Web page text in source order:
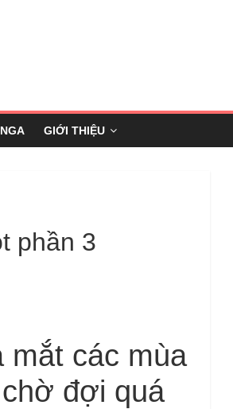
GIỚI THIỆU
phần 3
mắt các mùa
đợi quá